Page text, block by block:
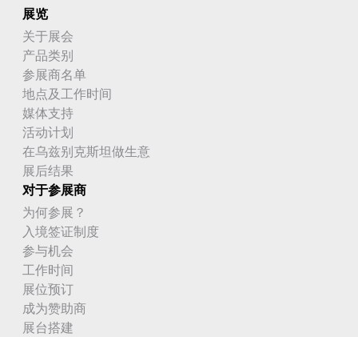
展览
关于展会
产品类别
参展商名单
地点及工作时间
媒体支持
活动计划
在乌兹别克斯坦做生意
展后结果
对于参展商
为何参展？
入境签证制度
参与机会
工作时间
展位预订
成为赞助商
展台搭建